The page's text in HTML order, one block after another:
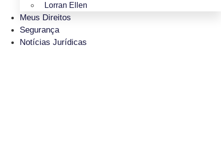
Lorran Ellen
Meus Direitos
Segurança
Notícias Jurídicas